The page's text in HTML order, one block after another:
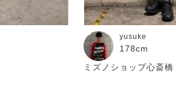
yusuke
178cm
ミズノショップ心斎橋